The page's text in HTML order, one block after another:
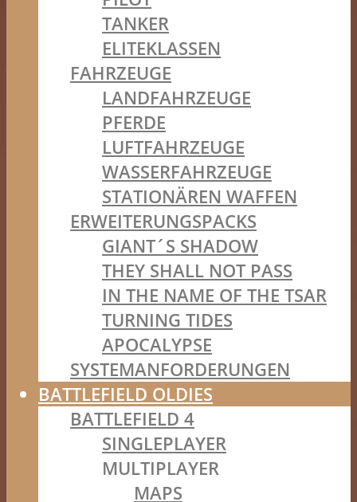
TANKER
ELITEKLASSEN
FAHRZEUGE
LANDFAHRZEUGE
PFERDE
LUFTFAHRZEUGE
WASSERFAHRZEUGE
STATIONÄREN WAFFEN
ERWEITERUNGSPACKS
GIANT´S SHADOW
THEY SHALL NOT PASS
IN THE NAME OF THE TSAR
TURNING TIDES
APOCALYPSE
SYSTEMANFORDERUNGEN
BATTLEFIELD OLDIES
BATTLEFIELD 4
SINGLEPLAYER
MULTIPLAYER
MAPS